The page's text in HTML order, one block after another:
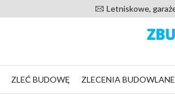
ZLEĆ BUDOWĘ ZLECENIA BUDOWLANE